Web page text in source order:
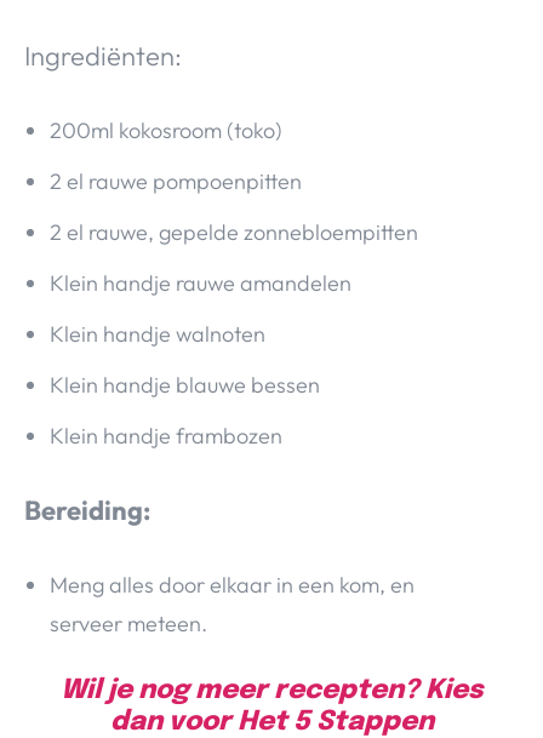
Ingrediënten:
200ml kokosroom (toko)
2 el rauwe pompoenpitten
2 el rauwe, gepelde zonnebloempitten
Klein handje rauwe amandelen
Klein handje walnoten
Klein handje blauwe bessen
Klein handje frambozen
Bereiding:
Meng alles door elkaar in een kom, en
serveer meteen.
Wil je nog meer recepten? Kies
dan voor Het 5 Stappen